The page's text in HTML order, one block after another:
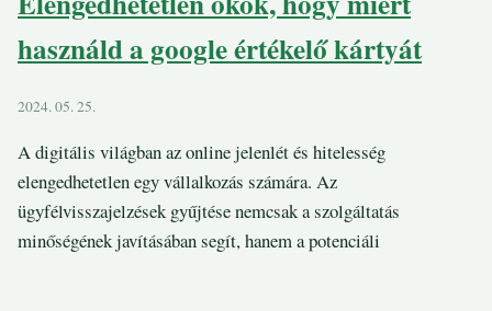
használd a google értékelő kártyát
2024. 05. 25.
A digitális világban az online jelenlét és hitelesség
elengedhetetlen egy vállalkozás számára. Az
ügyfélvisszajelzések gyűjtése nemcsak a szolgáltatás
minőségének javításában segít, hanem a potenciáli